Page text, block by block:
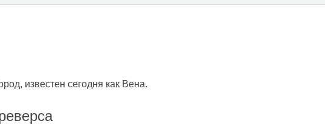
известен сегодня как Вена.